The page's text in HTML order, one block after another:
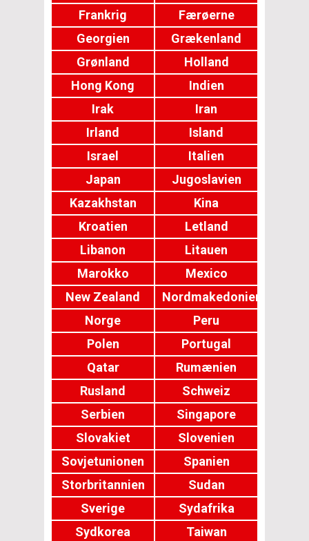
Frankrig
Færøerne
Georgien
Grækenland
Grønland
Holland
Hong Kong
Indien
Irak
Iran
Irland
Island
Israel
Italien
Japan
Jugoslavien
Kazakhstan
Kina
Kroatien
Letland
Libanon
Litauen
Marokko
Mexico
New Zealand
Nordmakedonien
Norge
Peru
Polen
Portugal
Qatar
Rumænien
Rusland
Schweiz
Serbien
Singapore
Slovakiet
Slovenien
Sovjetunionen
Spanien
Storbritannien
Sudan
Sverige
Sydafrika
Sydkorea
Taiwan